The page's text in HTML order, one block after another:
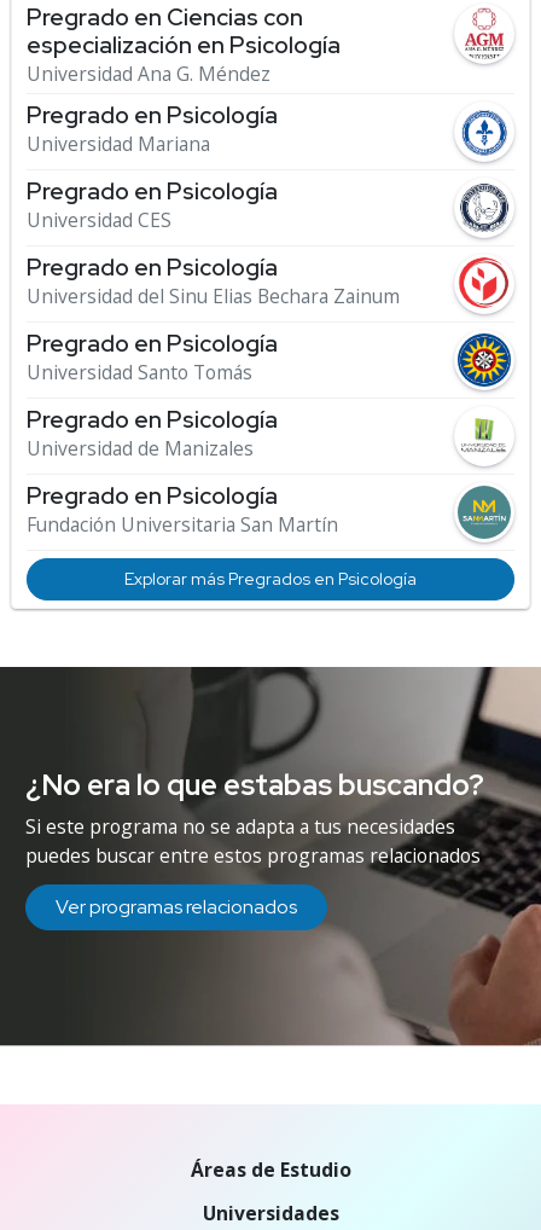
Pregrado en Ciencias con
especialización en Psicología
Universidad Ana G. Méndez
Pregrado en Psicología
Universidad Mariana
Pregrado en Psicología
Universidad CES
Pregrado en Psicología
Universidad del Sinu Elias Bechara Zainum
Pregrado en Psicología
Universidad Santo Tomás
Pregrado en Psicología
Universidad de Manizales
Pregrado en Psicología
Fundación Universitaria San Martín
Explorar más Pregrados en Psicología
¿No era lo que estabas buscando?
Si este programa no se adapta a tus necesidades
puedes buscar entre estos programas relacionados
Ver programas relacionados
Áreas de Estudio
Universidades